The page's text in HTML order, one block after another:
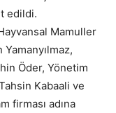
edildi.
Mamuller
Öder, Yönetim
Kabaali ve
firması adına